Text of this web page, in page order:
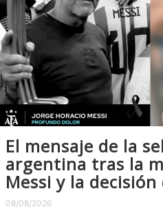
El mensaje de la
argentina tras la
Messi y la
08/08/2026